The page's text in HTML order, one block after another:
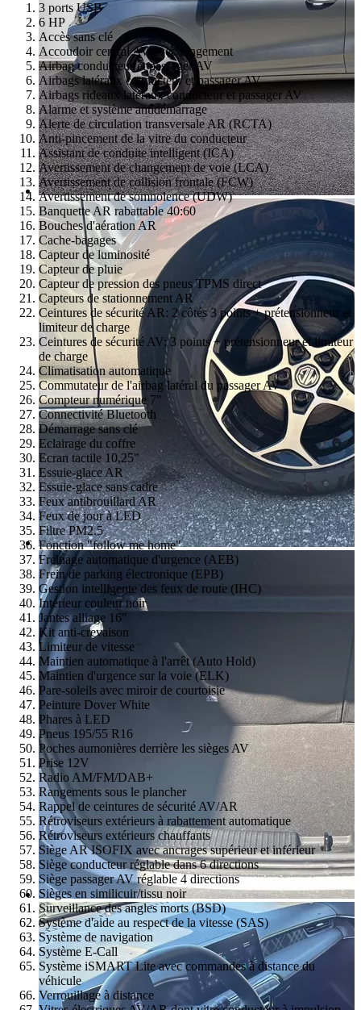
3 ports USB
6 HP
Accès sans clé
Accoudoir central AV avec rangement
Airbag conducteur et passager AV
Airbags latéraux conducteur et passager AV
Airbags rideaux latéraux conducteur et passager AV
Alarme et système antidémarrage
Alerte de circulation transversale AR (RCTA)
Anti-pincement de la vitre du conducteur
Assistant de conduite intelligent (ICA)
Avertissement de changement de voie (LCA)
Avertissement de collision frontale (FCW)
Avertissement de somnolence (UDW)
Banquette AR rabattable 40:60
Bouches d'aération AR
Cache-bagages
Capteur de luminosité
Capteur de pluie
Capteur de pression des pneus TPMS direct
Capteurs de stationnement AR
Ceintures de sécurité AR: 2 côtés 3 points + prétensionneur et
limiteur de charge
Ceintures de sécurité AV: 3 points + prétensionneur et limiteur
de charge
Climatisation automatique
Commutateur de l'airbag latéral du passager AV
Compteur numérique 7"
Connectivité Bluetooth
Démarrage sans clé
Eclairage du coffre
Ecran tactile 10,25"
Essuie-glace AR
Essuie-glace sans cadre
Feux antibrouillard AR
Feux de jour à LED
Filtre PM2.5
Fonction "follow me home"
Freinage automatique d'urgence (AEB)
Frein de parking électronique (EPB)
Gestion intelligente des feux de route (IHC)
Intérieur couleur noir
Jantes alliage 16"
Kit anti-crevaison
Limiteur de vitesse
Maintien automatique à l'arrêt (Auto Hold)
Maintien d'urgence sur la voie (ELK)
Pare-soleils avec miroir de courtoisie
Peinture Dover White
Phares à LED
Pneus 195/55 R16
Poches aumonières derrière les sièges AV
Prise 12V
Radio AM/FM/DAB+
Rangements sous le plancher
Rappel de ceintures de sécurité AV/AR
Rétroviseurs extérieurs à rabattement automatique
Rétroviseurs extérieurs chauffants
Siège AR ISOFIX avec ancrages supérieur et inférieur
Siège conducteur réglable dans 6 directions
Siège passager AV réglable 4 directions
Sièges en similicuir/tissu noir
Surveillance des angles morts (BSD)
Système d'aide au respect de la vitesse (SAS)
Système de navigation
Système E-Call
Système iSMART Lite avec commandes à distance du
véhicule
Verrouillage à distance